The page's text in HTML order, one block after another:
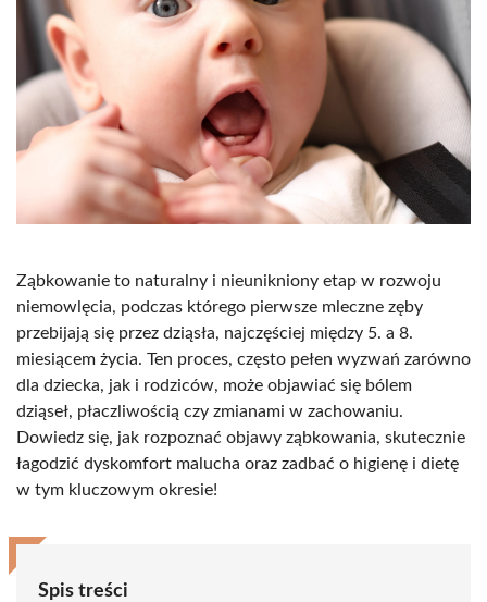
Ząbkowanie to naturalny i nieunikniony etap w rozwoju
niemowlęcia, podczas którego pierwsze mleczne zęby
przebijają się przez dziąsła, najczęściej między 5. a 8.
miesiącem życia. Ten proces, często pełen wyzwań zarówno
dla dziecka, jak i rodziców, może objawiać się bólem
dziąseł, płaczliwością czy zmianami w zachowaniu.
Dowiedz się, jak rozpoznać objawy ząbkowania, skutecznie
łagodzić dyskomfort malucha oraz zadbać o higienę i dietę
w tym kluczowym okresie!
Spis treści